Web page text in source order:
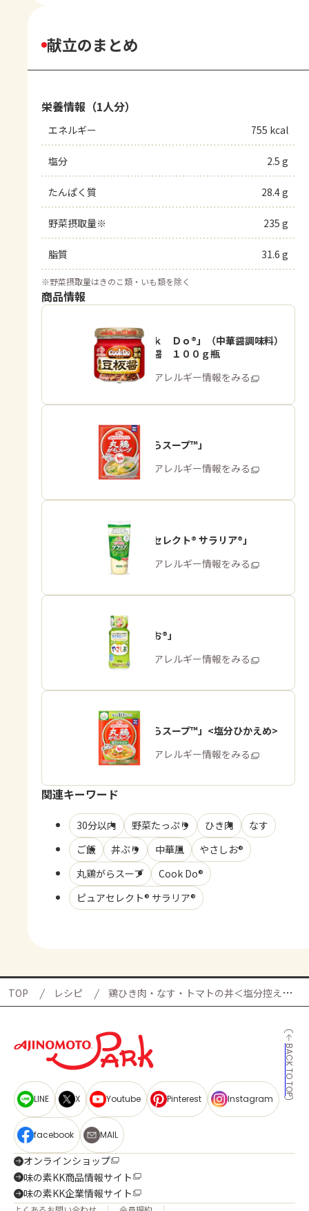
献立のまとめ
栄養情報（1人分）
エネルギー 755 kcal
塩分 2.5 g
たんぱく質 28.4 g
野菜摂取量※ 235 g
脂質 31.6 g
※野菜摂取量はきのこ類・いも類を除く
商品情報
「Ｃｏｏｋ Ｄｏ®」（中華醤調味料）
熟成豆板醤 １００ｇ瓶
商品・アレルギー情報をみる
「丸鶏がらスープ™」
商品・アレルギー情報をみる
「ピュアセレクト® サラリア®」
商品・アレルギー情報をみる
「やさしお®」
商品・アレルギー情報をみる
「丸鶏がらスープ™」<塩分ひかえめ>
商品・アレルギー情報をみる
関連キーワード
30分以内 野菜たっぷり ひき肉
なす
ご飯
丼ぶり 中華風
やさしお®
丸鶏がらスープ
Cook Do®
ピュアセレクト® サラリア®
TOP レシピ 鶏ひき肉・なす・トマトの丼＜塩分控えめ＞の献立
BACK TO TOP
LINE X Youtube Pinterest Instagram
facebook MAIL
オンラインショップ
味の素KK商品情報サイト
味の素KK企業情報サイト